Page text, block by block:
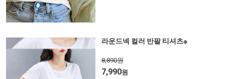
라운드넥 컬러 반팔 티셔츠※
8,890원
7,990원